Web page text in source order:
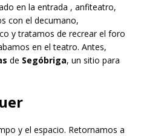
en la entrada , anfiteatro,
con el decumano,
y tratamos de recrear el foro
en el teatro. Antes,
de Segóbriga, un sitio para
y el espacio. Retornamos a